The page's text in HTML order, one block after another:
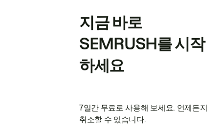
지금 바로
SEMRUSH를 시작
하세요
7일간 무료로 사용해 보세요. 언제든지
취소할 수 있습니다.